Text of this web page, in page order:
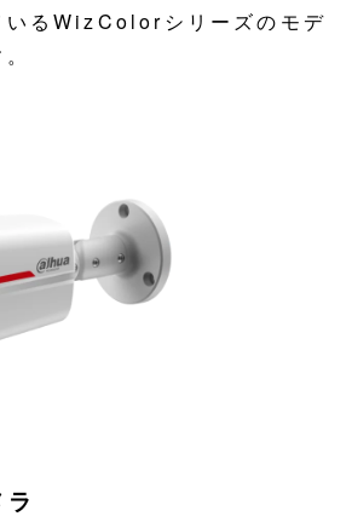
いるWizColorシリーズのモデ